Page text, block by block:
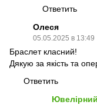
Ответить
Олеся
05.05.2025 в 13:49
Браслет класний!
Дякую за якість та
Ответить
Ювелірний